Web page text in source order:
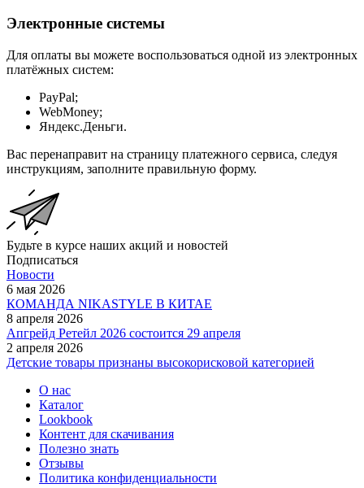
Электронные системы
Для оплаты вы можете воспользоваться одной из электронных
платёжных систем:
PayPal;
WebMoney;
Яндекс.Деньги.
Вас перенаправит на страницу платежного сервиса, следуя
инструкциям, заполните правильную форму.
Будьте в курсе наших акций и новостей
Подписаться
Новости
6 мая 2026
КОМАНДА NIKASTYLE В КИТАЕ
8 апреля 2026
Апгрейд Ретейл 2026 состоится 29 апреля
2 апреля 2026
Детские товары признаны высокорисковой категорией
О нас
Каталог
Lookbook
Контент для скачивания
Полезно знать
Отзывы
Политика конфиденциальности